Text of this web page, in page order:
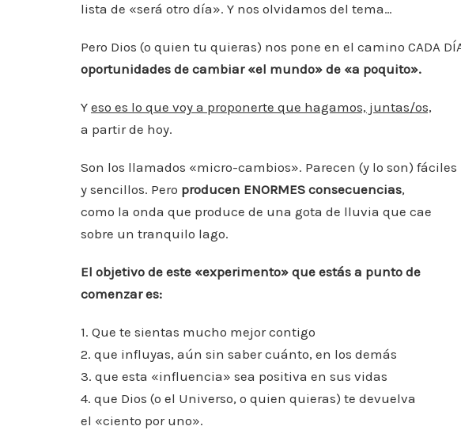
lista de «será otro día». Y nos olvidamos del tema…
Pero Dios (o quien tu quieras) nos pone en el camino CADA
oportunidades de cambiar «el mundo» de «a poquito».
Y eso es lo que voy a proponerte que hagamos, juntas/os,
a partir de hoy.
Son los llamados «micro-cambios». Parecen (y lo son) fáciles
y sencillos. Pero producen ENORMES consecuencias,
como la onda que produce de una gota de lluvia que cae
sobre un tranquilo lago.
El objetivo de este «experimento» que estás a punto de
comenzar es:
1. Que te sientas mucho mejor contigo
2. que influyas, aún sin saber cuánto, en los demás
3. que esta «influencia» sea positiva en sus vidas
4. que Dios (o el Universo, o quien quieras) te devuelva
el «ciento por uno».